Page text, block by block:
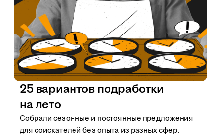
25 вариантов подработки
на лето
Собрали сезонные и постоянные предложения
для соискателей без опыта из разных сфер.